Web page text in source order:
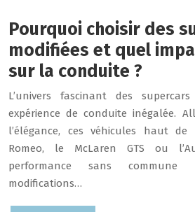
Pourquoi choisir des
modifiées et quel
sur la conduite ?
L’univers fascinant des
expérience de conduite inégalée.
l’élégance, ces véhicules haut de
Romeo, le McLaren GTS ou
performance sans commune
modifications…